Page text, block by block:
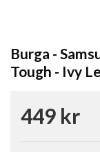
Burga -
Tough - Ivy
449 kr